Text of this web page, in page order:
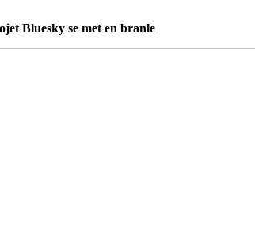
Bluesky se met en branle